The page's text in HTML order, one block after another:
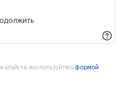
воспользуйтесьформой